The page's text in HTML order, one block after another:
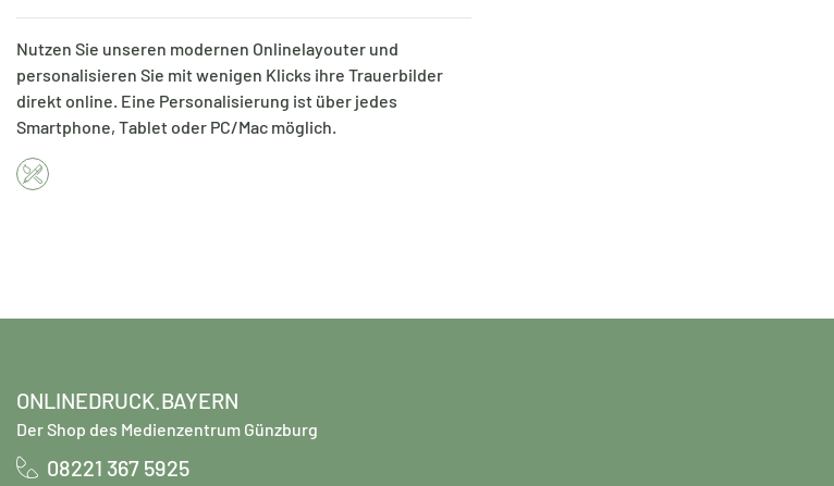
Nutzen Sie unseren modernen Onlinelayouter und
personalisieren Sie mit wenigen Klicks ihre Trauerbilder
direkt online. Eine Personalisierung ist über jedes
Smartphone, Tablet oder PC/Mac möglich.
ONLINEDRUCK.BAYERN
Der Shop des Medienzentrum Günzburg
08221 367 5925